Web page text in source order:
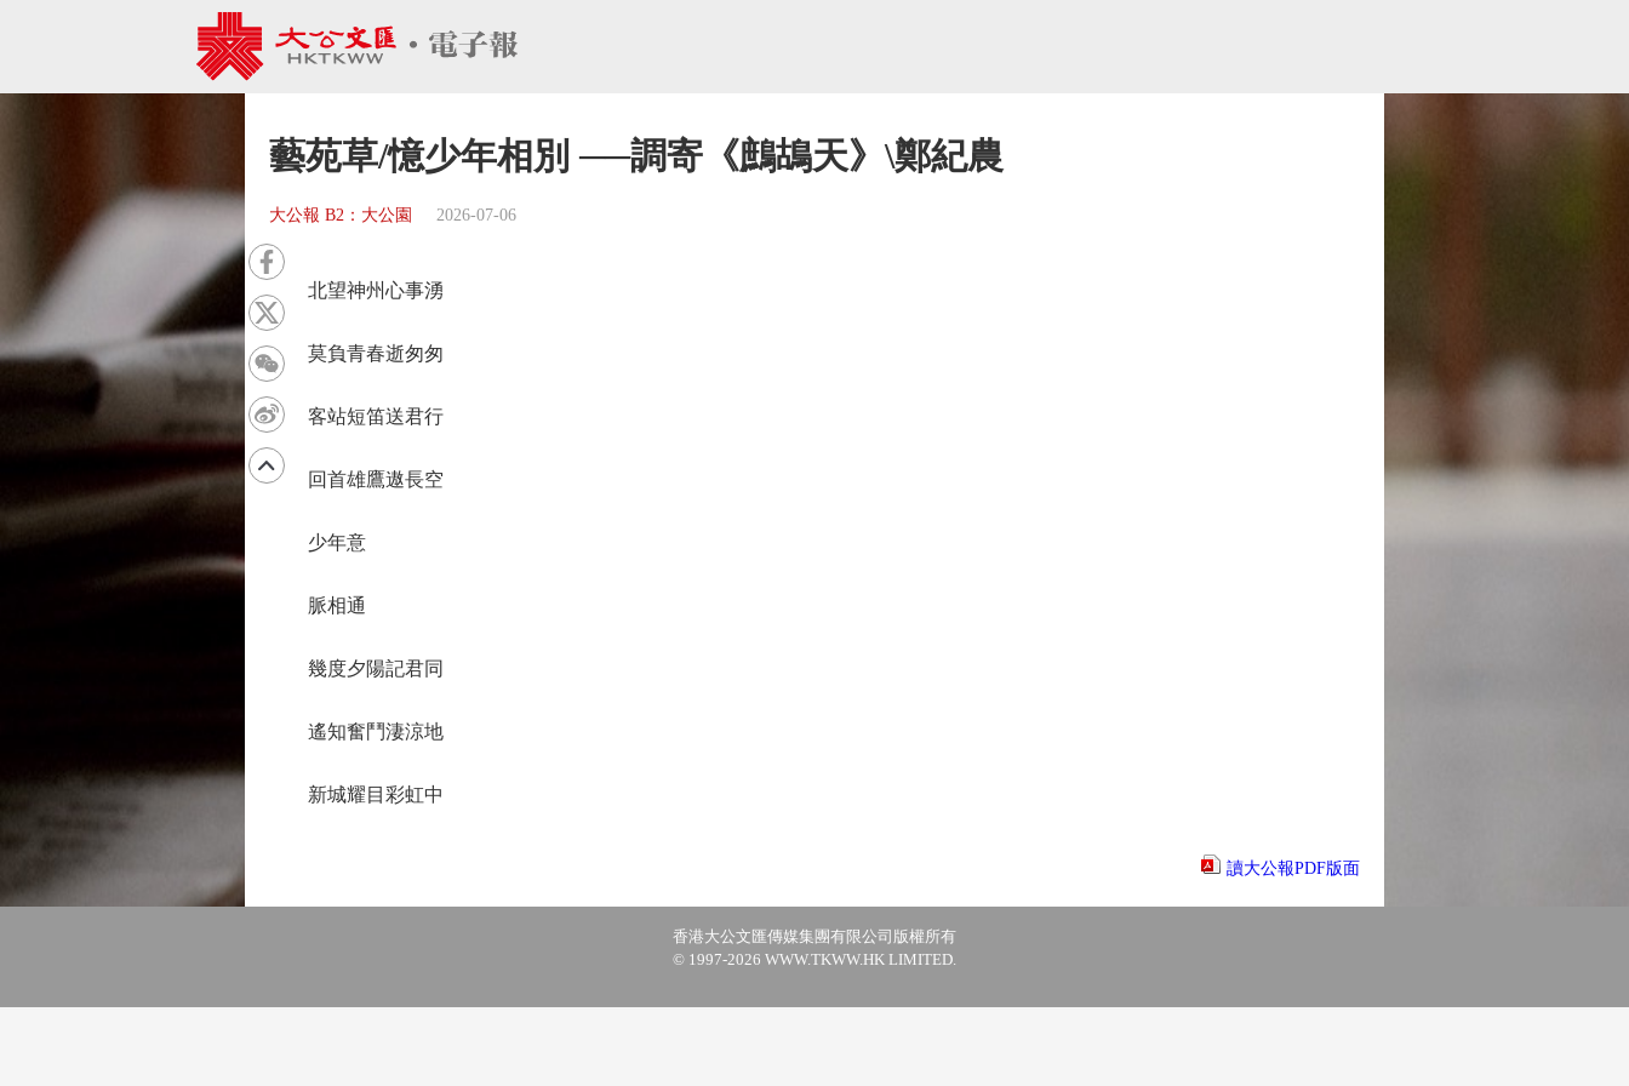
藝苑草/憶少年相別 ──調寄《鷓鴣天》\鄭紀農
大公報 B2：大公園 2026-07-06
北望神州心事湧
莫負青春逝匆匆
客站短笛送君行
回首雄鷹遨長空
少年意
脈相通
幾度夕陽記君同
遙知奮鬥淒涼地
新城耀目彩虹中
讀大公報PDF版面
香港大公文匯傳媒集團有限公司版權所有
© 1997-2026 WWW.TKWW.HK LIMITED.